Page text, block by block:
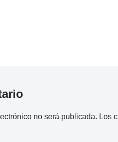
no será publicada. Los